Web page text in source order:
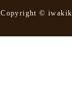
Copyright ©